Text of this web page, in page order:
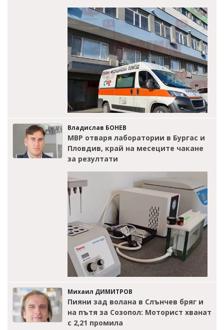
Владислав БОНЕВ
МВР отваря лаборатории в Бургас и
Пловдив, край на месеците чакане
за резултати
Михаил ДИМИТРОВ
Пияни зад волана в Слънчев бряг и
на пътя за Созопол: Моторист хванат
с 2,21 промила